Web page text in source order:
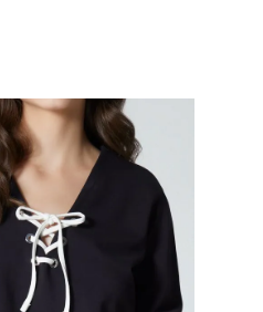
en la dirección